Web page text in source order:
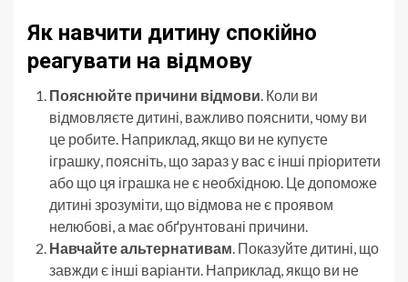
Як навчити дитину спокійно
реагувати на відмову
Пояснюйте причини відмови. Коли ви
відмовляєте дитині, важливо пояснити, чому ви
це робите. Наприклад, якщо ви не купуєте
іграшку, поясніть, що зараз у вас є інші пріоритети
або що ця іграшка не є необхідною. Це допоможе
дитині зрозуміти, що відмова не є проявом
нелюбові, а має обґрунтовані причини.
Навчайте альтернативам. Показуйте дитині, що
завжди є інші варіанти. Наприклад, якщо ви не